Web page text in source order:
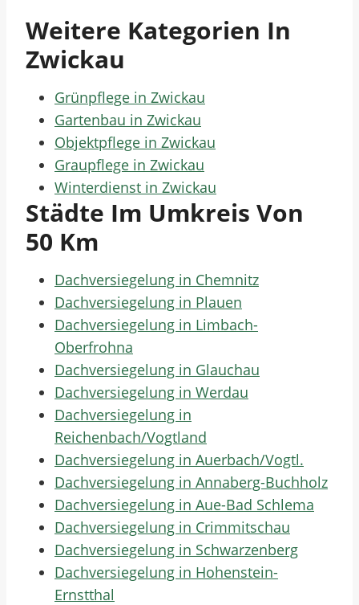
Weitere Kategorien In
Zwickau
Grünpflege in Zwickau
Gartenbau in Zwickau
Objektpflege in Zwickau
Graupflege in Zwickau
Winterdienst in Zwickau
Städte Im Umkreis Von
50 Km
Dachversiegelung in Chemnitz
Dachversiegelung in Plauen
Dachversiegelung in Limbach-
Oberfrohna
Dachversiegelung in Glauchau
Dachversiegelung in Werdau
Dachversiegelung in
Reichenbach/Vogtland
Dachversiegelung in Auerbach/Vogtl.
Dachversiegelung in Annaberg-Buchholz
Dachversiegelung in Aue-Bad Schlema
Dachversiegelung in Crimmitschau
Dachversiegelung in Schwarzenberg
Dachversiegelung in Hohenstein-
Ernstthal